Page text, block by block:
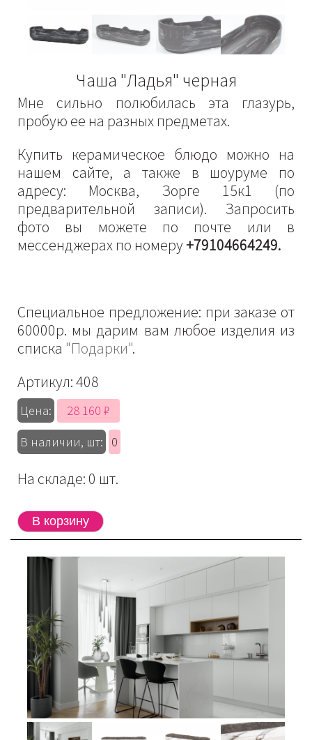
Чаша "Ладья" черная
Мне сильно полюбилась эта глазурь,
пробую ее на разных предметах.
Купить керамическое блюдо можно на
нашем сайте, а также в шоуруме по
адресу: Москва, Зорге 15к1 (по
предварительной записи). Запросить
фото вы можете по почте или в
мессенджерах по номеру+79104664249.
Специальное предложение: при заказе от
60000р. мы дарим вам любое изделия из
списка "Подарки".
Артикул:408
Цена:
28 160 ₽
В наличии, шт:
0
На складе: 0 шт.